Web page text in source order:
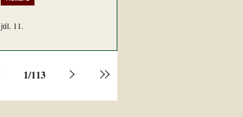
júl. 11.
1/113